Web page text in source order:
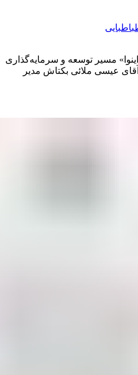
مسیر توسعه و سرمایه‌گذاری
عیسی ملائی بکتاش مدیر